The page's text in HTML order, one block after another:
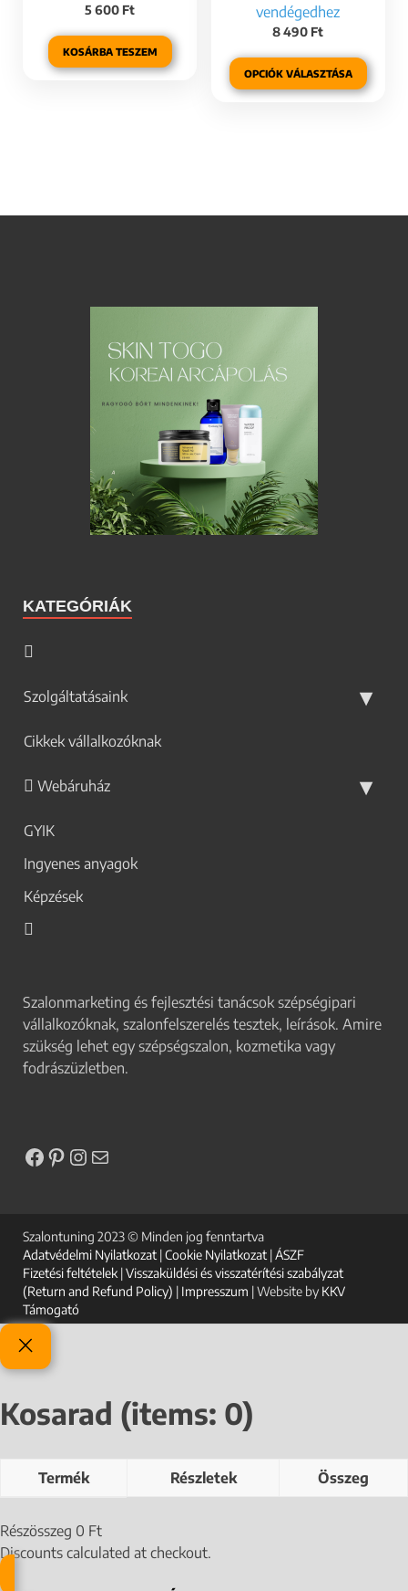
5 600 Ft
KOSÁRBA TESZEM
vendégedhez
8 490 Ft
OPCIÓK VÁLASZTÁSA
KATEGÓRIÁK
Szolgáltatásaink
Cikkek vállalkozóknak
Webáruház
GYIK
Ingyenes anyagok
Képzések
Szalonmarketing és fejlesztési tanácsok szépségipari
vállalkozóknak, szalonfelszerelés tesztek, leírások. Amire
szükség lehet egy szépségszalon, kozmetika vagy
fodrászüzletben.
Szalontuning 2023 © Minden jog fenntartva
Adatvédelmi Nyilatkozat |Cookie Nyilatkozat |ÁSZF
Fizetési feltételek |Visszaküldési és visszatérítési szabályzat
(Return and Refund Policy) | Impresszum | Website by KKV
Támogató
Kosarad (items: 0)
Termék Részletek Összeg
Részösszeg 0 Ft
Discounts calculated at checkout.